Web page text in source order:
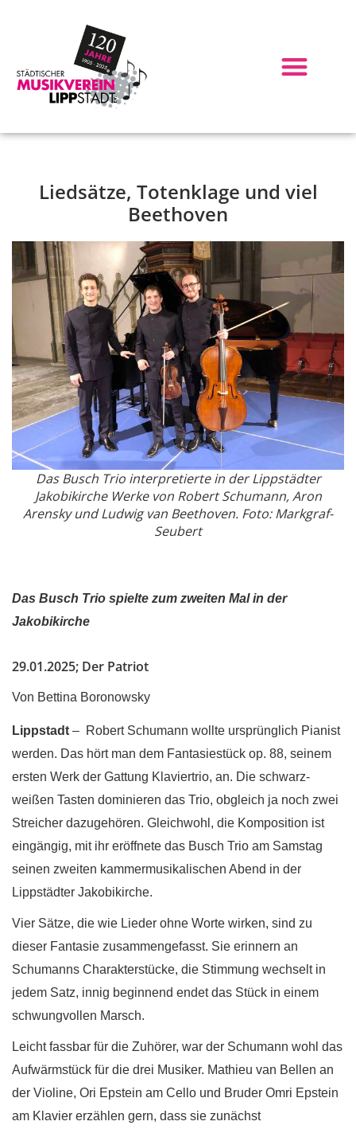
Liedsätze, Totenklage und viel
Beethoven
Das Busch Trio interpretierte in der Lippstädter
Jakobikirche Werke von Robert Schumann, Aron
Arensky und Ludwig van Beethoven. Foto: Markgraf-
Seubert
Das Busch Trio spielte zum zweiten Mal in der
Jakobikirche
29.01.2025; Der Patriot
Von Bettina Boronowsky
Lippstadt – Robert Schumann wollte ursprünglich Pianist
werden. Das hört man dem Fantasiestück op. 88, seinem
ersten Werk der Gattung Klaviertrio, an. Die schwarz-
weißen Tasten dominieren das Trio, obgleich ja noch zwei
Streicher dazugehören. Gleichwohl, die Komposition ist
eingängig, mit ihr eröffnete das Busch Trio am Samstag
seinen zweiten kammermusikalischen Abend in der
Lippstädter Jakobikirche.
Vier Sätze, die wie Lieder ohne Worte wirken, sind zu
dieser Fantasie zusammengefasst. Sie erinnern an
Schumanns Charakterstücke, die Stimmung wechselt in
jedem Satz, innig beginnend endet das Stück in einem
schwungvollen Marsch.
Leicht fassbar für die Zuhörer, war der Schumann wohl das
Aufwärmstück für die drei Musiker. Mathieu van Bellen an
der Violine, Ori Epstein am Cello und Bruder Omri Epstein
am Klavier erzählen gern, dass sie zunächst